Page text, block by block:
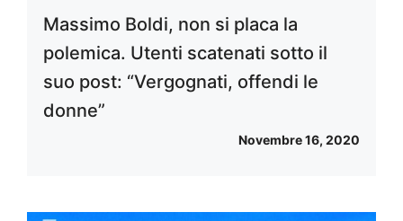
Massimo Boldi, non si placa la
polemica. Utenti scatenati sotto il
suo post: “Vergognati, offendi le
donne”
Novembre 16, 2020